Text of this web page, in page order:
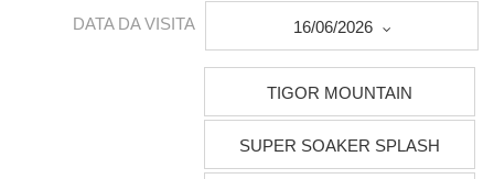
DATA DA VISITA 16/06/2026
TIGOR MOUNTAIN
SUPER SOAKER SPLASH